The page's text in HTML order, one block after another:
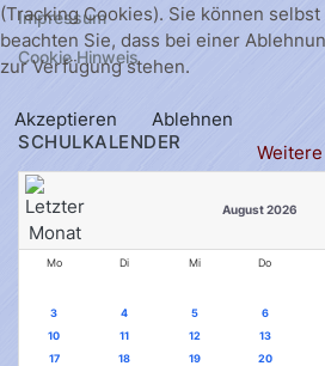
Impressum
Cookie Hinweis
SCHULKALENDER
August 2026
Mo Di Mi Do
3
4 5 6
10
11 12 13
17
18 19 20
(Tracking Cookies). Sie können
beachten Sie, dass bei einer
zur Verfügung stehen.
Akzeptieren
Ablehnen